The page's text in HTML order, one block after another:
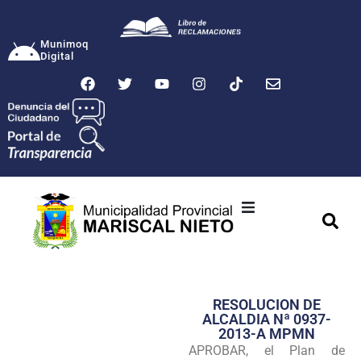
Munimoq
Digital
Transparencia
Seguridad
RESOLUCION DE
ALCALDIA Nª 0937-
2013-A MPMN
APROBAR, el Plan de